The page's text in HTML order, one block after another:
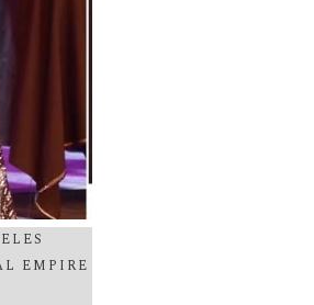
EMPIRE